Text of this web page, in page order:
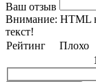
Ваш отзыв
Внимание: HTML
текст!
Рейтинг Плохо
1